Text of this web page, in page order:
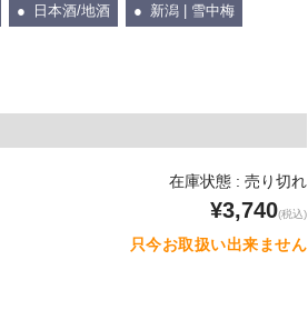
日本酒/地酒 新潟 | 雪中梅
在庫状態 : 売り切れ
¥3,740(税込)
只今お取扱い出来ません